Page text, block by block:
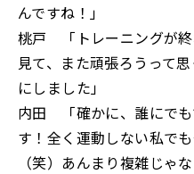
んですね！」
桃戸 「トレーニングが終
見て、また頑張ろうって
にしました」
内田 「確かに、誰にでも
す！全く運動しない私で
（笑）あんまり複雑じゃ